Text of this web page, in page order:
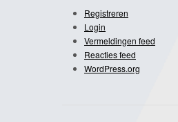
Registreren
Login
Vermeldingen feed
Reacties feed
WordPress.org